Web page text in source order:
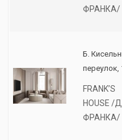
ФРАНКА/
Б.
переулок,
FRANK’S
HOUSE /
ФРАНКА/